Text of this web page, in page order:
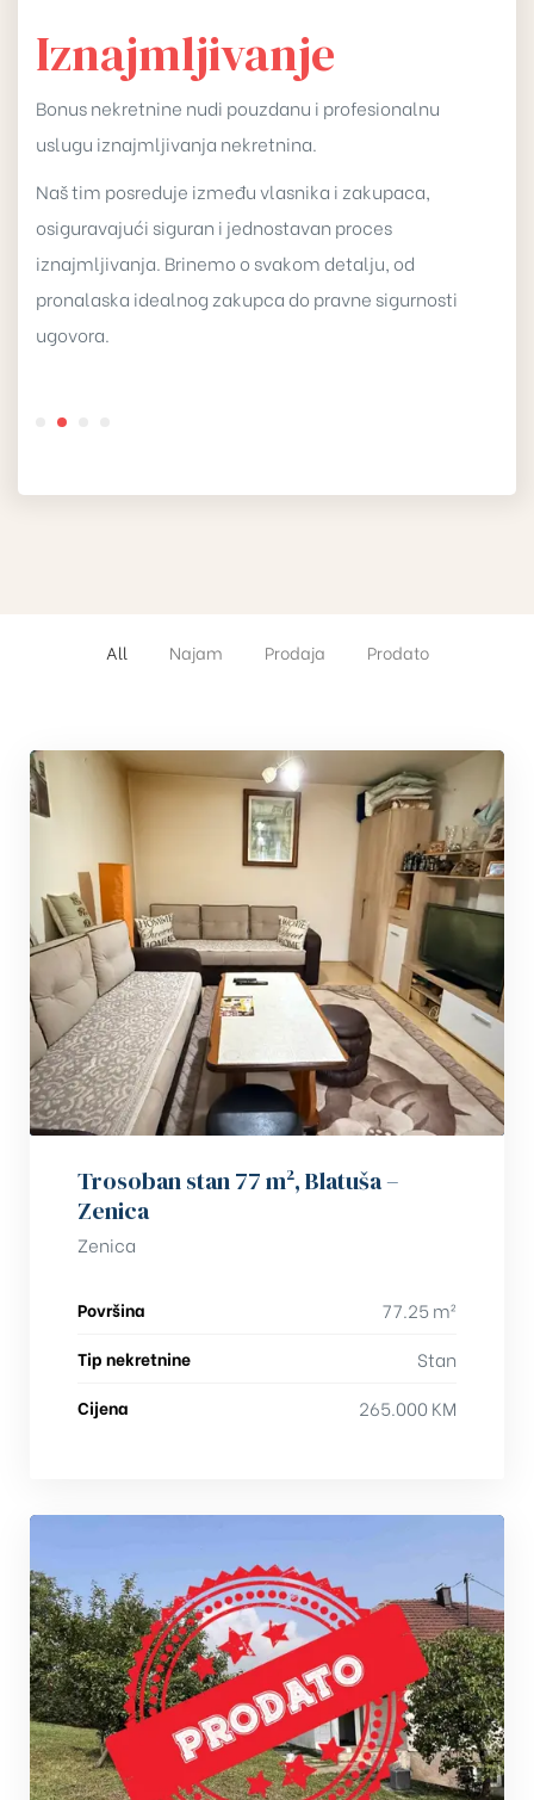
Iznajmljivanje
Bonus nekretnine nudi pouzdanu i profesionalnu
uslugu iznajmljivanja nekretnina.
Naš tim posreduje između vlasnika i zakupaca,
osiguravajući siguran i jednostavan proces
iznajmljivanja. Brinemo o svakom detalju, od
pronalaska idealnog zakupca do pravne sigurnosti
ugovora.
All Najam Prodaja Prodato
Trosoban stan 77 m², Blatuša –
Zenica
Zenica
Površina 77.25 m²
Tip nekretnine Stan
Cijena 265.000 KM